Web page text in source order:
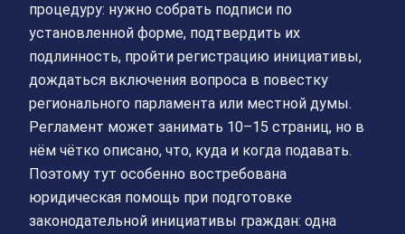
процедуру: нужно собрать подписи по
установленной форме, подтвердить их
подлинность, пройти регистрацию инициативы,
дождаться включения вопроса в повестку
регионального парламента или местной думы.
Регламент может занимать 10–15 страниц, но в
нём чётко описано, что, куда и когда подавать.
Поэтому тут особенно востребована
юридическая помощь при подготовке
законодательной инициативы граждан: одна